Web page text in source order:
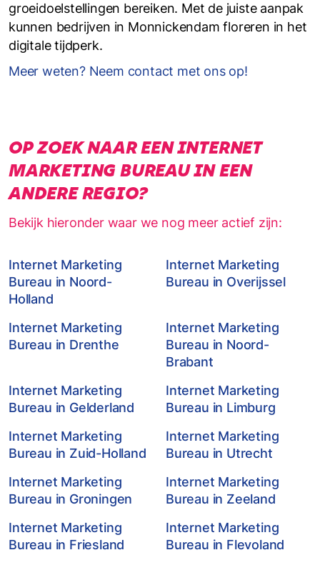
groeidoelstellingen bereiken. Met de juiste aanpak
kunnen bedrijven in Monnickendam floreren in het
digitale tijdperk.
Meer weten? Neem contact met ons op!
OP ZOEK NAAR EEN INTERNET
MARKETING BUREAU IN EEN
ANDERE REGIO?
Bekijk hieronder waar we nog meer actief zijn:
Internet Marketing
Bureau in Noord-
Holland
Internet Marketing
Bureau in Overijssel
Internet Marketing
Bureau in Drenthe
Internet Marketing
Bureau in Noord-
Brabant
Internet Marketing
Bureau in Gelderland
Internet Marketing
Bureau in Limburg
Internet Marketing
Bureau in Zuid-Holland
Internet Marketing
Bureau in Utrecht
Internet Marketing
Bureau in Groningen
Internet Marketing
Bureau in Zeeland
Internet Marketing
Bureau in Friesland
Internet Marketing
Bureau in Flevoland